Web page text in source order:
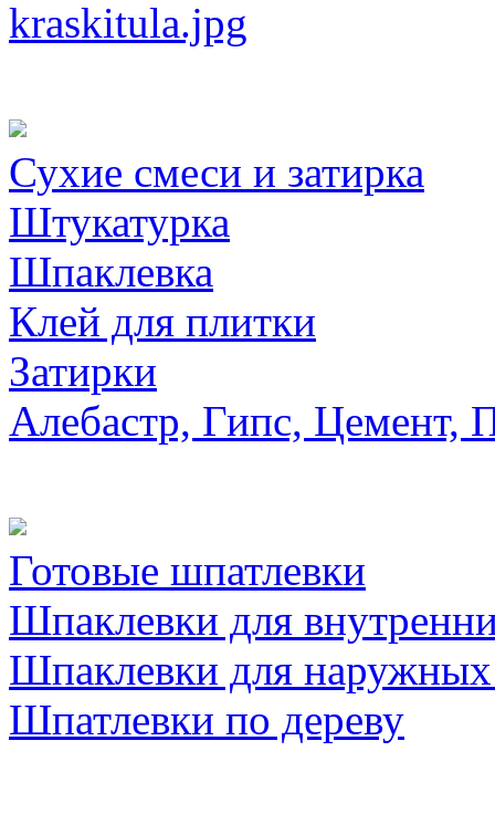
Сухие смеси и затирка
Штукатурка
Шпаклевка
Клей для плитки
Затирки
Алебастр, Гипс, Цемент,
Готовые шпатлевки
Шпаклевки для
Шпаклевки для наружных
Шпатлевки по дереву